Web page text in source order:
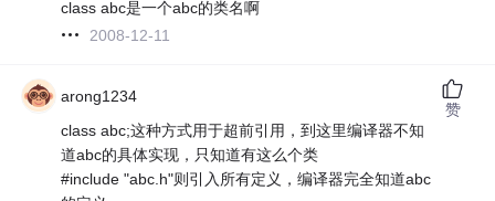
class abc是一个abc的类名啊
2008-12-11
arong1234
class abc;这种方式用于超前引用，到这里编译器不知
道abc的具体实现，只知道有这么个类
#include "abc.h"则引入所有定义，编译器完全知道abc
赞